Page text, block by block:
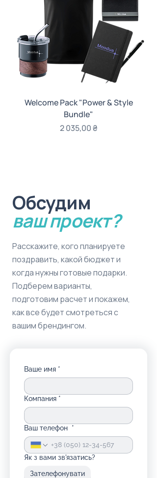
Welcome Pack "Power & Style
Bundle"
Цена
2 035,00 ₴
Обсудим
ваш проект?
Расскажите, кого планируете
поздравить, какой бюджет и
когда нужны готовые подарки.
Подберем варианты,
подготовим расчет и покажем,
как все будет смотреться с
вашим брендингом.
Ваше имя *
Компания *
Ваш телефон *
Як з вами зв'язатись?
Зателефонувати